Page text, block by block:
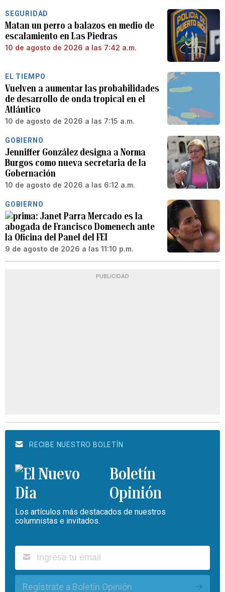
SEGURIDAD
Matan un perro a balazos en medio de
escalamiento en Las Piedras
10 de agosto de 2026 a las 7:42 a.m.
EL TIEMPO
Vuelven a aumentar las probabilidades
de desarrollo de onda tropical en el
Atlántico
10 de agosto de 2026 a las 7:15 a.m.
GOBIERNO
Jenniffer González designa a Norma
Burgos como nueva secretaria de la
Gobernación
10 de agosto de 2026 a las 6:12 a.m.
GOBIERNO
Janet Parra Mercado es la
abogada de Francisco Domenech ante
la Oficina del Panel del FEI
9 de agosto de 2026 a las 11:10 p.m.
PUBLICIDAD
RECIBE NUESTRO BOLETÍN
Boletín
Opinión
Los artículos más destacados de nuestros
columnistas e invitados.
Regístrate a Boletín Opinión